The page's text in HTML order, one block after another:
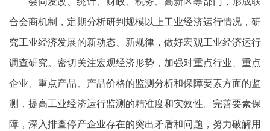
合会商机制，定期分析研判规模以上工业经济运行情况，研
究工业经济发展的新动态、新规律，做好宏观工业经济运行
调查研究。密切关注宏观经济形势，加强对重点行业、重点
企业、重点产品、产品价格的监测分析和保障要素方面的监
测，提高工业经济运行监测的精准度和实效性。完善要素保
障，深入排查停产企业存在的突出矛盾和问题，努力破解用